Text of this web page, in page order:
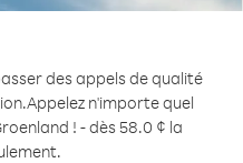
des appels de qualité
Appelez n'importe quel
! - dès 58.0 ¢ la